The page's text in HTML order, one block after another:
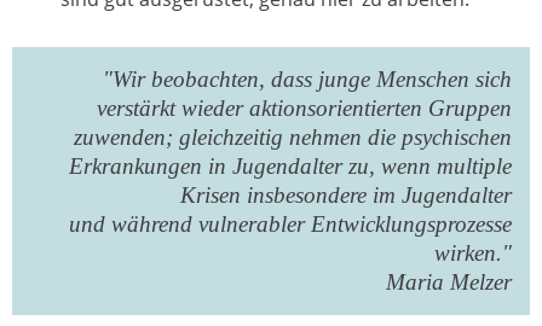
"Wir beobachten, dass junge Menschen sich
verstärkt wieder aktionsorientierten Gruppen
zuwenden; gleichzeitig nehmen die psychischen
Erkrankungen in Jugendalter zu, wenn multiple
Krisen insbesondere im Jugendalter
und während vulnerabler Entwicklungsprozesse
wirken."
Maria Melzer